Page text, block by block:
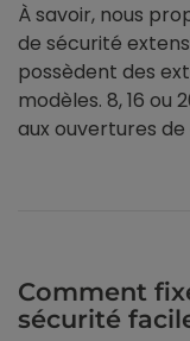
À savoir, nous
de sécurité
possèdent des
modèles. 8, 16 ou
aux ouvertures
Comment
sécurité